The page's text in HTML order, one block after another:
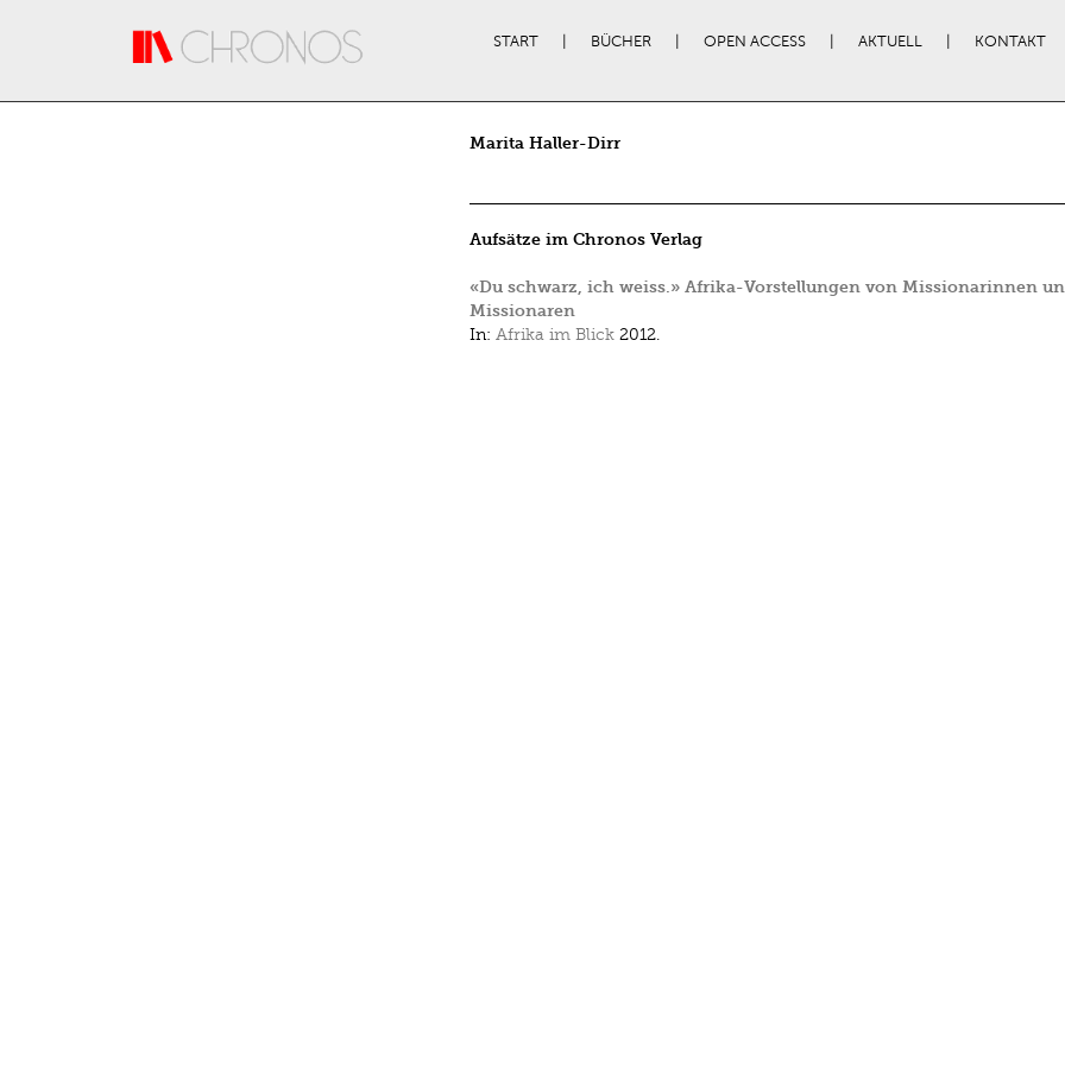
START BÜCHER OPEN ACCESS AKTUELL KONTAKT
Marita Haller-Dirr
Aufsätze im Chronos Verlag
«Du schwarz, ich weiss.» Afrika-Vorstellungen von Missionarinnen
Missionaren
In: Afrika im Blick 2012.